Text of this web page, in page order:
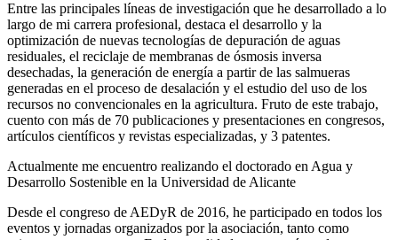
Entre las principales líneas de investigación que he desarrollado a lo
largo de mi carrera profesional, destaca el desarrollo y la
optimización de nuevas tecnologías de depuración de aguas
residuales, el reciclaje de membranas de ósmosis inversa
desechadas, la generación de energía a partir de las salmueras
generadas en el proceso de desalación y el estudio del uso de los
recursos no convencionales en la agricultura. Fruto de este trabajo,
cuento con más de 70 publicaciones y presentaciones en congresos,
artículos científicos y revistas especializadas, y 3 patentes.
Actualmente me encuentro realizando el doctorado en Agua y
Desarrollo Sostenible en la Universidad de Alicante
Desde el congreso de AEDyR de 2016, he participado en todos los
eventos y jornadas organizados por la asociación, tanto como